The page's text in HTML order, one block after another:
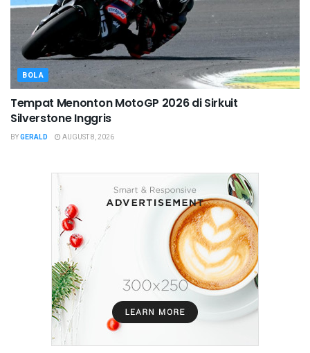
BOLA
Tempat Menonton MotoGP 2026 di Sirkuit
Silverstone Inggris
BYGERALD AUGUST 8, 2026